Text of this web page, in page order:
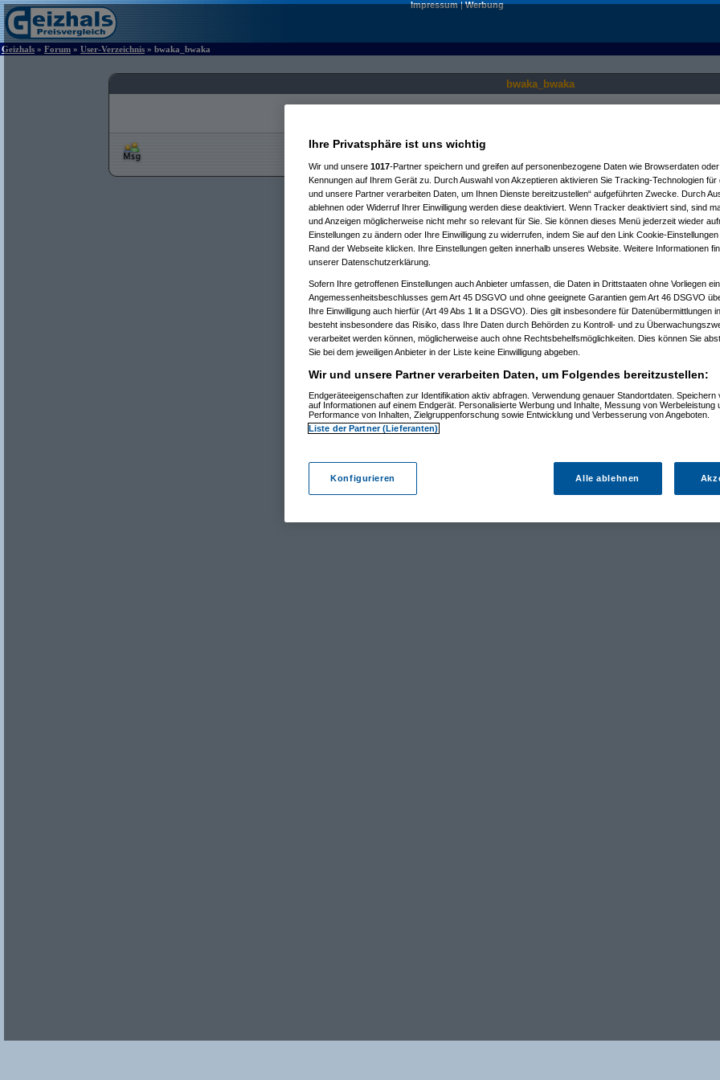
Impressum|Werbung
Geizhals » Forum » User-Verzeichnis » bwaka_bwaka
bwaka_bwaka
Ihre Privatsphäre ist uns wichtig
Wir und unsere 1017-Partner speichern und greifen auf personenbezogene Daten wie Browserdaten
Kennungen auf Ihrem Gerät zu. Durch Auswahl von Akzeptieren aktivieren Sie Tracking-Technologien für
und unsere Partner verarbeiten Daten, um Ihnen Dienste bereitzustellen“ aufgeführten Zwecke. Durch
ablehnen oder Widerruf Ihrer Einwilligung werden diese deaktiviert. Wenn Tracker deaktiviert sind, sind
und Anzeigen möglicherweise nicht mehr so relevant für Sie. Sie können dieses Menü jederzeit wieder
Einstellungen zu ändern oder Ihre Einwilligung zu widerrufen, indem Sie auf den Link Cookie-
Rand der Webseite klicken. Ihre Einstellungen gelten innerhalb unseres Website. Weitere Informationen
unserer Datenschutzerklärung.
Sofern Ihre getroffenen Einstellungen auch Anbieter umfassen, die Daten in Drittstaaten ohne Vorliegen
Angemessenheitsbeschlusses gem Art 45 DSGVO und ohne geeignete Garantien gem Art 46 DSGVO
Ihre Einwilligung auch hierfür (Art 49 Abs 1 lit a DSGVO). Dies gilt insbesondere für Datenübermittlungen
besteht insbesondere das Risiko, dass Ihre Daten durch Behörden zu Kontroll- und zu
verarbeitet werden können, möglicherweise auch ohne Rechtsbehelfsmöglichkeiten. Dies können Sie
Sie bei dem jeweiligen Anbieter in der Liste keine Einwilligung abgeben.
Wir und unsere Partner verarbeiten Daten, um Folgendes bereitzustellen:
Endgeräteeigenschaften zur Identifikation aktiv abfragen. Verwendung genauer Standortdaten. Speichern
auf Informationen auf einem Endgerät. Personalisierte Werbung und Inhalte, Messung von Werbeleistung
Performance von Inhalten, Zielgruppenforschung sowie Entwicklung und Verbesserung von Angeboten.
Liste der Partner (Lieferanten)
Konfigurieren Alle ablehnen